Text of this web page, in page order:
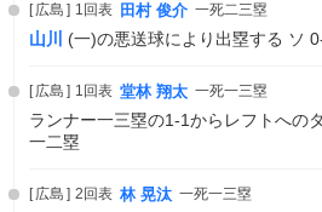
広島 1回表 田村 俊介 一死二三塁
山川 (一)の悪送球により出塁する ソ
広島 1回表 堂林 翔太 一死一三塁
ランナー一三塁の1-1からレフトへの
一二塁
広島 2回表 林 晃汰 一死一三塁